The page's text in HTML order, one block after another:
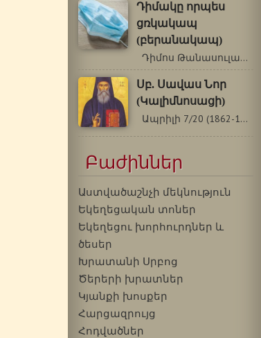
Դիմակը որպես
ցռկակապ
(բերանակապ)
Դիմոս Թանասուլաս, փաստաբան, Հունաստան…
Սբ. Սավաս Նոր
(Կալիմնոսացի)
Ապրիլի 7/20 (1862-1948թթ.) Սբ. Սավասը…
Բաժիններ
Աստվածաշնչի մեկնություն
Եկեղեցական տոներ
Եկեղեցու խորհուրդներ և
ծեսեր
Խրատանի Սրբոց
Ծերերի խրատներ
Կյանքի խոսքեր
Հարցազրույց
Հոդվածներ